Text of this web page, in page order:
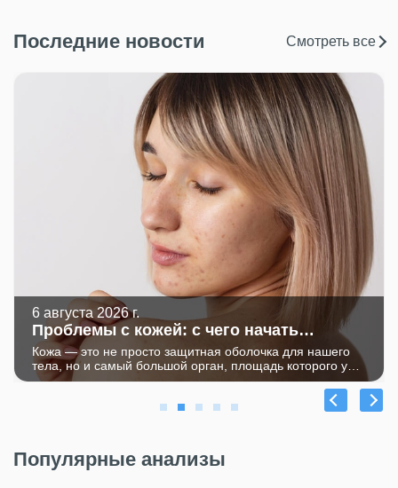
Последние новости Смотреть все
6 августа 2026 г.
Проблемы с кожей: с чего начать
диагностику
Кожа — это не просто защитная оболочка для нашего
тела, но и самый большой орган, площадь которого у
взрослого человека достигает 2 м2. Кожа отвечает за
терморегуляции, обмене веществ, иммунной защите, в
Популярные анализы